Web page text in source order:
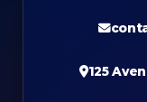
125